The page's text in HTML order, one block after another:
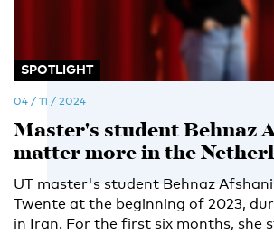
SPOTLIGHT
04 / 11 / 2024
Master's student Behnaz
matter more in the
UT master's student Behnaz
Twente at the beginning of 2023,
in Iran. For the first six months, she